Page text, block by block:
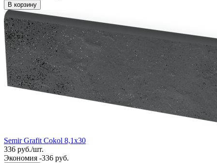
В корзину
Semir Grafit Cokol 8,1x30
336 руб./шт.
Экономия -336 руб.